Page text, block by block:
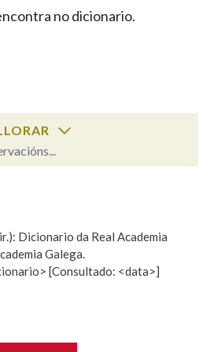
FIGURAS HOMENAXEADAS
PORTAL DAS PALABRAS
no dicionario.
Dicionario da Real Academia
Galega.
[Consultado: <data>]